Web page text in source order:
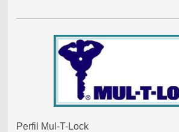
Perfil Mul-T-Lock